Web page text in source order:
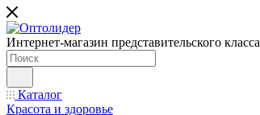
Интернет-магазин представительского класса
Каталог
Красота и здоровье